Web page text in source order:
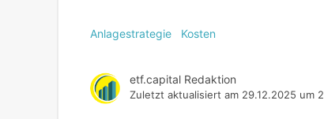
Anlagestrategie Kosten
etf.capital Redaktion
Zuletzt aktualisiert am 29.12.2025 um